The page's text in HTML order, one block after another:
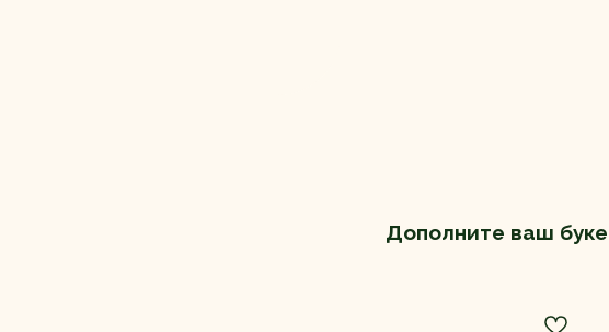
Дополните ваш